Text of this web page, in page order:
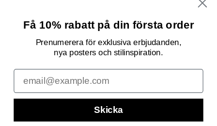
Få 10% rabatt på din första order
Prenumerera för exklusiva erbjudanden,
nya posters och stilinspiration.
Email
Skicka